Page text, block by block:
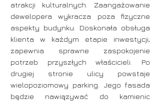
atrakcji kulturalnych. Zaangażowanie
dewelopera wykracza poza fizyczne
aspekty budynku. Doskonała obsługa
klienta w każdym etapie inwestycji,
zapewnia sprawne zaspokojenie
potrzeb przyszłych właścicieli. Po
drugiej stronie ulicy powstaje
wielopoziomowy parking. Jego fasada
będzie nawiązywać do kamienic